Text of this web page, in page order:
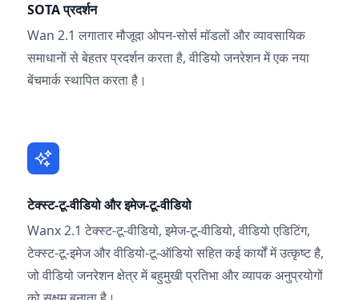
SOTA प्रदर्शन
Wan 2.1 लगातार मौजूदा ओपन-सोर्स मॉडलों और व्यावसायिक
समाधानों से बेहतर प्रदर्शन करता है, वीडियो जनरेशन में एक नया
बेंचमार्क स्थापित करता है।
टेक्स्ट-टू-वीडियो और इमेज-टू-वीडियो
Wanx 2.1 टेक्स्ट-टू-वीडियो, इमेज-टू-वीडियो, वीडियो एडिटिंग,
टेक्स्ट-टू-इमेज और वीडियो-टू-ऑडियो सहित कई कार्यों में उत्कृष्ट है,
जो वीडियो जनरेशन क्षेत्र में बहुमुखी प्रतिभा और व्यापक अनुप्रयोगों